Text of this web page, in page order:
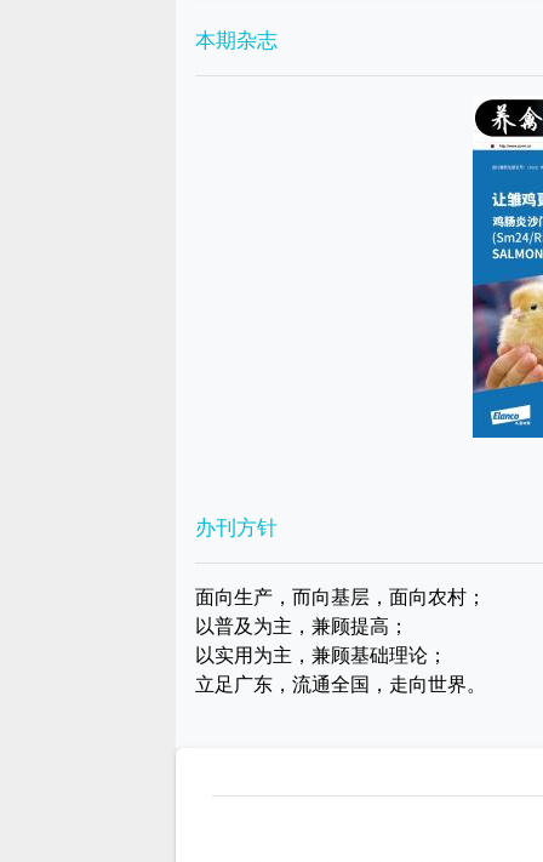
本期杂志
办刊方针
面向生产，而向基层，面向农村；
以普及为主，兼顾提高；
以实用为主，兼顾基础理论；
立足广东，流通全国，走向世界。